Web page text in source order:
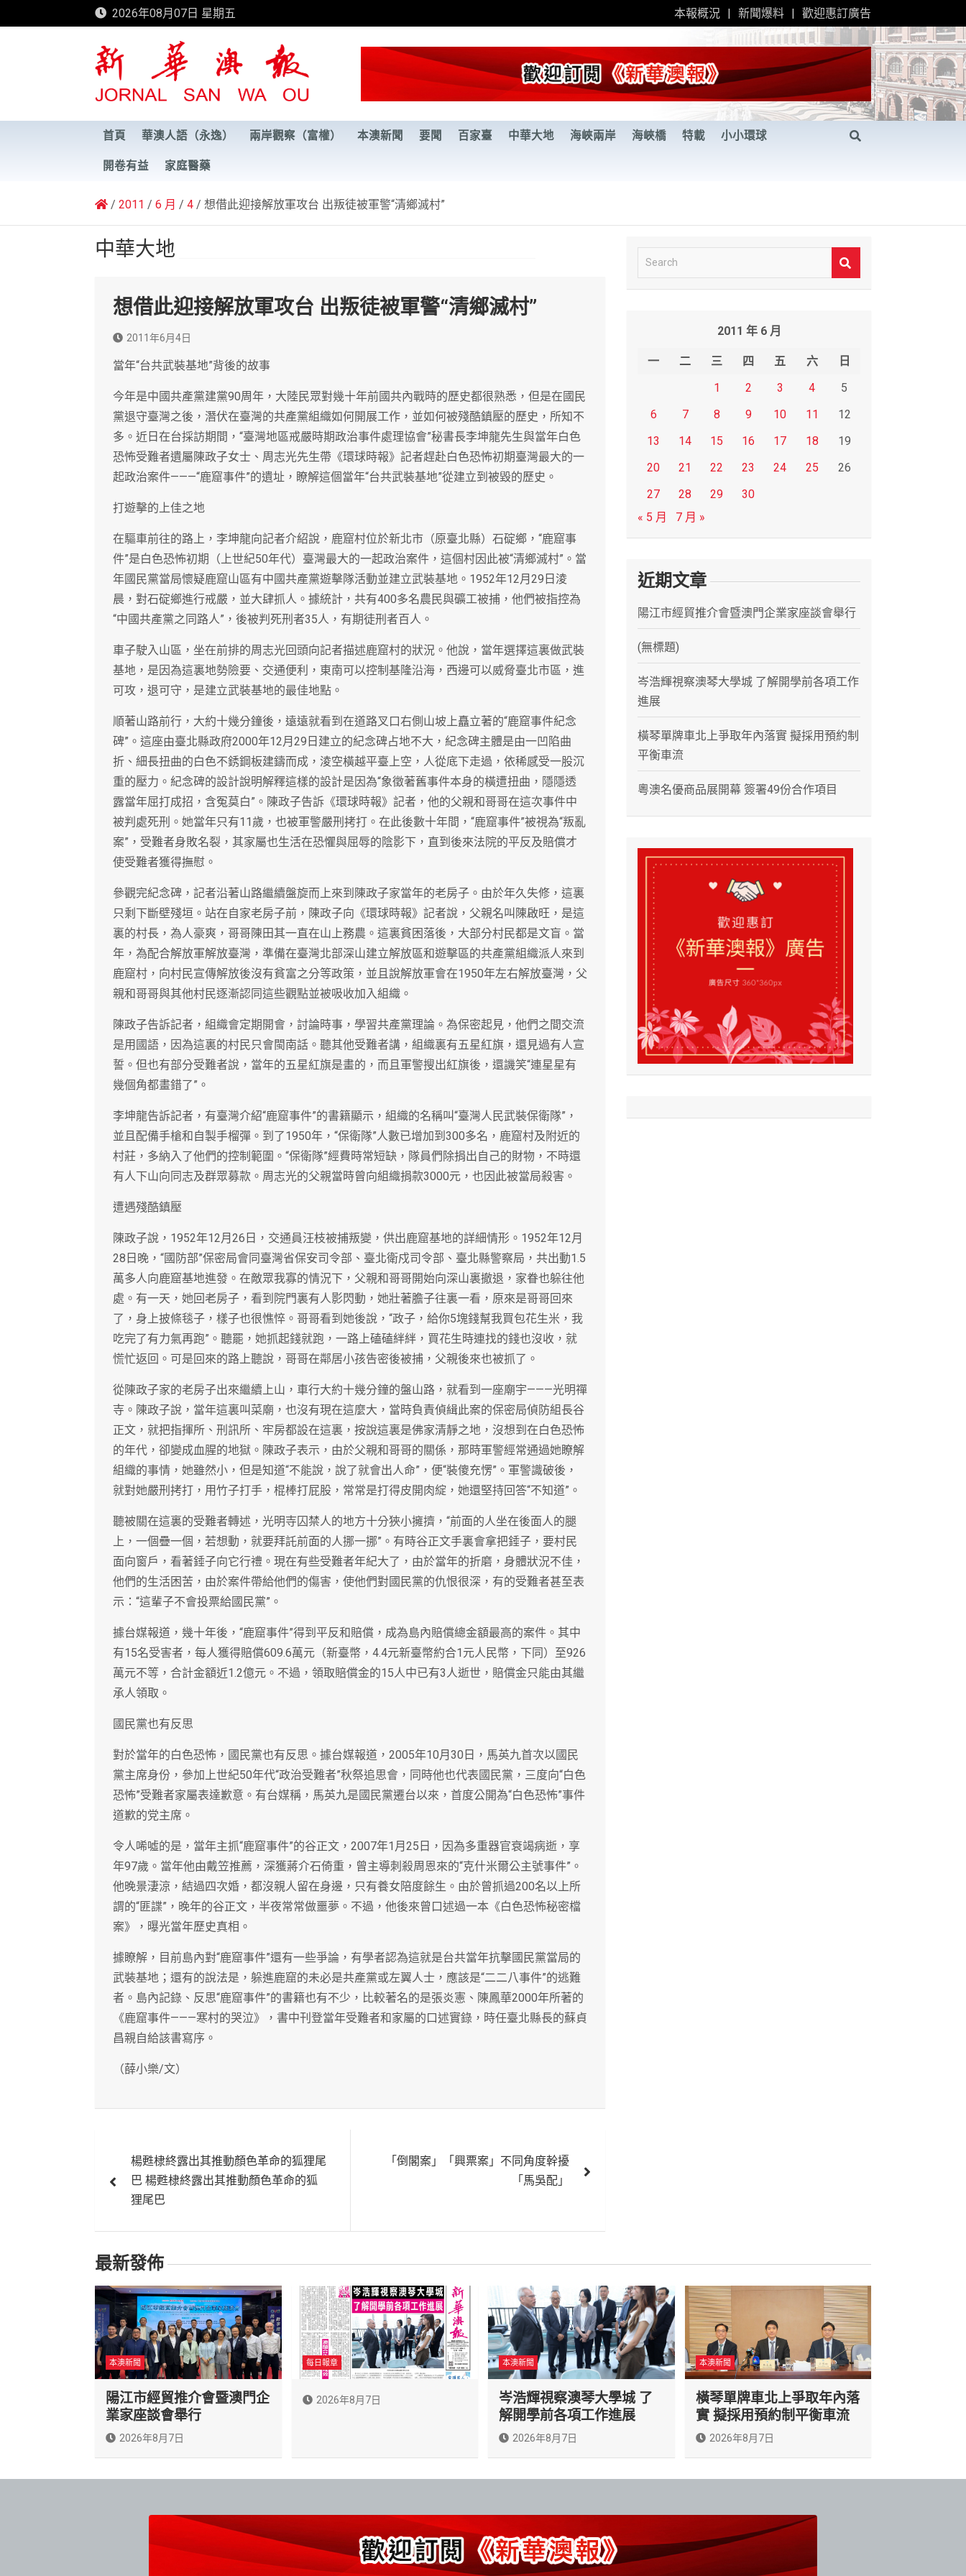
to
2026年08月07日 星期五 本報概況 新聞爆料 歡迎惠訂廣告
新華澳報
首頁 華澳人語（永逸） 兩岸觀察（富權） 本澳新聞 要聞 百家臺 中華大地 海峽兩岸 海峽橋 特載 小小環球
開卷有益 家庭醫藥
2011 6 月 4 想借此迎接解放軍攻台 出叛徒被軍警“清鄉滅村”
中華大地
想借此迎接解放軍攻台 出叛徒被軍警“清鄉滅村”
2011年6月4日
當年“台共武裝基地”背後的故事
今年是中國共產黨建黨90周年，大陸民眾對幾十年前國共內戰時的歷史都很熟悉，但是在國民
黨退守臺灣之後，潛伏在臺灣的共產黨組織如何開展工作，並如何被殘酷鎮壓的歷史，所知不
多。近日在台採訪期間，“臺灣地區戒嚴時期政治事件處理協會”秘書長李坤龍先生與當年白色
恐怖受難者遺屬陳政子女士、周志光先生帶《環球時報》記者趕赴白色恐怖初期臺灣最大的一
起政治案件———“鹿窟事件”的遺址，瞭解這個當年“台共武裝基地”從建立到被毀的歷史。
打遊擊的上佳之地
在驅車前往的路上，李坤龍向記者介紹說，鹿窟村位於新北市（原臺北縣）石碇鄉，“鹿窟事
件”是白色恐怖初期（上世紀50年代）臺灣最大的一起政治案件，這個村因此被“清鄉滅村”。當
年國民黨當局懷疑鹿窟山區有中國共產黨遊擊隊活動並建立武裝基地。1952年12月29日淩
晨，對石碇鄉進行戒嚴，並大肆抓人。據統計，共有400多名農民與礦工被捕，他們被指控為
“中國共產黨之同路人”，後被判死刑者35人，有期徒刑者百人。
車子駛入山區，坐在前排的周志光回頭向記者描述鹿窟村的狀況。他說，當年選擇這裏做武裝
基地，是因為這裏地勢險要、交通便利，東南可以控制基隆沿海，西邊可以威脅臺北市區，進
可攻，退可守，是建立武裝基地的最佳地點。
順著山路前行，大約十幾分鐘後，遠遠就看到在道路叉口右側山坡上矗立著的“鹿窟事件紀念
碑”。這座由臺北縣政府2000年12月29日建立的紀念碑占地不大，紀念碑主體是由一凹陷曲
折、細長扭曲的白色不銹鋼板建鑄而成，淩空橫越平臺上空，人從底下走過，依稀感受一股沉
重的壓力。紀念碑的設計說明解釋這樣的設計是因為“象徵著舊事件本身的橫遭扭曲，隱隱透
露當年屈打成招，含冤莫白”。陳政子告訴《環球時報》記者，他的父親和哥哥在這次事件中
被判處死刑。她當年只有11歲，也被軍警嚴刑拷打。在此後數十年間，“鹿窟事件”被視為“叛亂
案”，受難者身敗名裂，其家屬也生活在恐懼與屈辱的陰影下，直到後來法院的平反及賠償才
使受難者獲得撫慰。
參觀完紀念碑，記者沿著山路繼續盤旋而上來到陳政子家當年的老房子。由於年久失修，這裏
只剩下斷壁殘垣。站在自家老房子前，陳政子向《環球時報》記者說，父親名叫陳啟旺，是這
裏的村長，為人豪爽，哥哥陳田其一直在山上務農。這裏貧困落後，大部分村民都是文盲。當
年，為配合解放軍解放臺灣，準備在臺灣北部深山建立解放區和遊擊區的共產黨組織派人來到
鹿窟村，向村民宣傳解放後沒有貧富之分等政策，並且說解放軍會在1950年左右解放臺灣，父
親和哥哥與其他村民逐漸認同這些觀點並被吸收加入組織。
陳政子告訴記者，組織會定期開會，討論時事，學習共產黨理論。為保密起見，他們之間交流
是用國語，因為這裏的村民只會閩南話。聽其他受難者講，組織裏有五星紅旗，還見過有人宣
誓。但也有部分受難者說，當年的五星紅旗是畫的，而且軍警搜出紅旗後，還譏笑“連星星有
幾個角都畫錯了”。
李坤龍告訴記者，有臺灣介紹“鹿窟事件”的書籍顯示，組織的名稱叫“臺灣人民武裝保衛隊”，
並且配備手槍和自製手榴彈。到了1950年，“保衛隊”人數已增加到300多名，鹿窟村及附近的
村莊，多納入了他們的控制範圍。“保衛隊”經費時常短缺，隊員們除捐出自己的財物，不時還
有人下山向同志及群眾募款。周志光的父親當時曾向組織捐款3000元，也因此被當局殺害。
遭遇殘酷鎮壓
陳政子說，1952年12月26日，交通員汪枝被捕叛變，供出鹿窟基地的詳細情形。1952年12月
28日晚，“國防部”保密局會同臺灣省保安司令部、臺北衛戍司令部、臺北縣警察局，共出動1.5
萬多人向鹿窟基地進發。在敵眾我寡的情況下，父親和哥哥開始向深山裏撤退，家眷也躲往他
處。有一天，她回老房子，看到院門裏有人影閃動，她壯著膽子往裏一看，原來是哥哥回來
了，身上披條毯子，樣子也很憔悴。哥哥看到她後說，“政子，給你5塊錢幫我買包花生米，我
吃完了有力氣再跑”。聽罷，她抓起錢就跑，一路上磕磕絆絆，買花生時連找的錢也沒收，就
慌忙返回。可是回來的路上聽說，哥哥在鄰居小孩告密後被捕，父親後來也被抓了。
從陳政子家的老房子出來繼續上山，車行大約十幾分鐘的盤山路，就看到一座廟宇———光明禪
寺。陳政子說，當年這裏叫菜廟，也沒有現在這麼大，當時負責偵緝此案的保密局偵防組長谷
正文，就把指揮所、刑訊所、牢房都設在這裏，按說這裏是佛家清靜之地，沒想到在白色恐怖
的年代，卻變成血腥的地獄。陳政子表示，由於父親和哥哥的關係，那時軍警經常通過她瞭解
組織的事情，她雖然小，但是知道“不能說，說了就會出人命”，便“裝傻充愣”。軍警識破後，
就對她嚴刑拷打，用竹子打手，棍棒打屁股，常常是打得皮開肉綻，她還堅持回答“不知道”。
聽被關在這裏的受難者轉述，光明寺囚禁人的地方十分狹小擁擠，“前面的人坐在後面人的腿
上，一個疊一個，若想動，就要拜託前面的人挪一挪”。有時谷正文手裏會拿把錘子，要村民
面向窗戶，看著錘子向它行禮。現在有些受難者年紀大了，由於當年的折磨，身體狀況不佳，
他們的生活困苦，由於案件帶給他們的傷害，使他們對國民黨的仇恨很深，有的受難者甚至表
示：“這輩子不會投票給國民黨”。
據台媒報道，幾十年後，“鹿窟事件”得到平反和賠償，成為島內賠償總金額最高的案件。其中
有15名受害者，每人獲得賠償609.6萬元（新臺幣，4.4元新臺幣約合1元人民幣，下同）至926
萬元不等，合計金額近1.2億元。不過，領取賠償金的15人中已有3人逝世，賠償金只能由其繼
承人領取。
國民黨也有反思
對於當年的白色恐怖，國民黨也有反思。據台媒報道，2005年10月30日，馬英九首次以國民
黨主席身份，參加上世紀50年代“政治受難者”秋祭追思會，同時他也代表國民黨，三度向“白色
恐怖”受難者家屬表達歉意。有台媒稱，馬英九是國民黨遷台以來，首度公開為“白色恐怖”事件
道歉的党主席。
令人唏噓的是，當年主抓“鹿窟事件”的谷正文，2007年1月25日，因為多重器官衰竭病逝，享
年97歲。當年他由戴笠推薦，深獲蔣介石倚重，曾主導刺殺周恩來的“克什米爾公主號事件”。
他晚景淒涼，結過四次婚，都沒親人留在身邊，只有養女陪度餘生。由於曾抓過200名以上所
謂的“匪諜”，晚年的谷正文，半夜常常做噩夢。不過，他後來曾口述過一本《白色恐怖秘密檔
案》，曝光當年歷史真相。
據瞭解，目前島內對“鹿窟事件”還有一些爭論，有學者認為這就是台共當年抗擊國民黨當局的
武裝基地；還有的說法是，躲進鹿窟的未必是共產黨或左翼人士，應該是“二二八事件”的逃難
者。島內記錄、反思“鹿窟事件”的書籍也有不少，比較著名的是張炎憲、陳鳳華2000年所著的
《鹿窟事件———寒村的哭泣》，書中刊登當年受難者和家屬的口述實錄，時任臺北縣長的蘇貞
昌親自給該書寫序。
（薛小樂/文）
章
覽
楊甦棣終露出其推動顏色革命的狐狸尾
巴 楊甦棣終露出其推動顏色革命的狐
狸尾巴
「倒閣案」「興票案」不同角度幹擾
「馬吳配」
e
2011 年 6 月
一 二 三 四 五 六
日
1
2 3 4
5
6
7 8 9 10 11
12
13
14 15 16 17 18
19
20
21 22 23 24 25
26
27
28 29
30
« 5 月
7 月 »
近期文章
陽江市經貿推介會暨澳門企業家座談會舉行
(無標題)
岑浩輝視察澳琴大學城 了解開學前各項工作
進展
橫琴單牌車北上爭取年內落實 擬採用預約制
平衡車流
粵澳名優商品展開幕 簽署49份合作項目
最新發佈
本澳新聞
陽江市經貿推介會暨澳門企
業家座談會舉行
2026年8月7日
每日報章
2026年8月7日
本澳新聞
岑浩輝視察澳琴大學城 了
解開學前各項工作進展
2026年8月7日
本澳新聞
橫琴單牌車北上爭取年內落
實 擬採用預約制平衡車流
2026年8月7日